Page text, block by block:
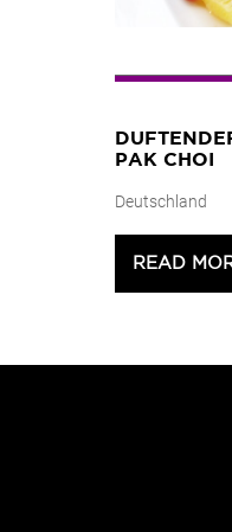
PAK CHOI
Deutschland
READ